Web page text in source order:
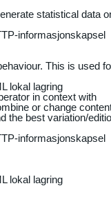
statistical data
informasjonskapsel
This is used
lokal lagring
in context with
or change
the best variation/
informasjonskapsel
lokal lagring